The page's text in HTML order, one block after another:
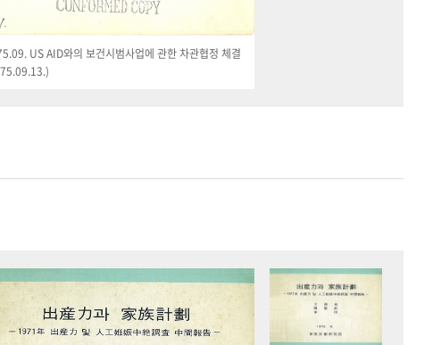
US AID와의 보건시범사업에 관한 차관협정 체결